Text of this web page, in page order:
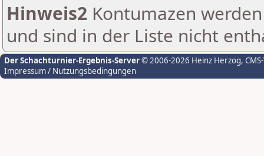
Hinweis2 Kontumazen
und sind in der Liste nicht
Der Schachturnier-Ergebnis-Server© 2006-2026 Heinz Herzog,
Impressum / Nutzungsbedingungen